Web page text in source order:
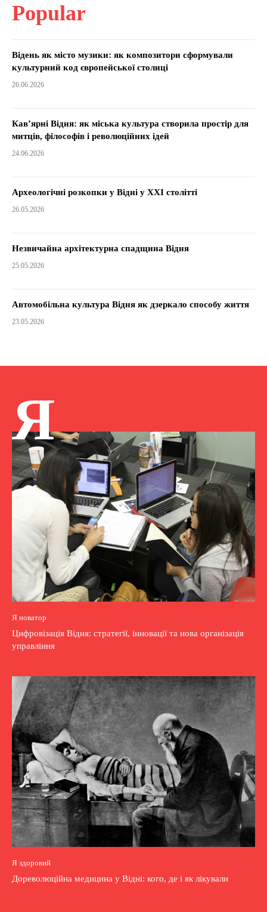
Popular
Відень як місто музики: як композитори сформували
культурний код європейської столиці
26.06.2026
Кав’ярні Відня: як міська культура створила простір для
митців, філософів і революційних ідей
24.06.2026
Археологічні розкопки у Відні у XXI столітті
26.05.2026
Незвичайна архітектурна спадщина Відня
25.05.2026
Автомобільна культура Відня як дзеркало способу життя
23.05.2026
Я
Я новатор
Цифровізація Відня: стратегії, інновації та нова організація
управління
Я здоровий
Дореволюційна медицина у Відні: кого, де і як лікували